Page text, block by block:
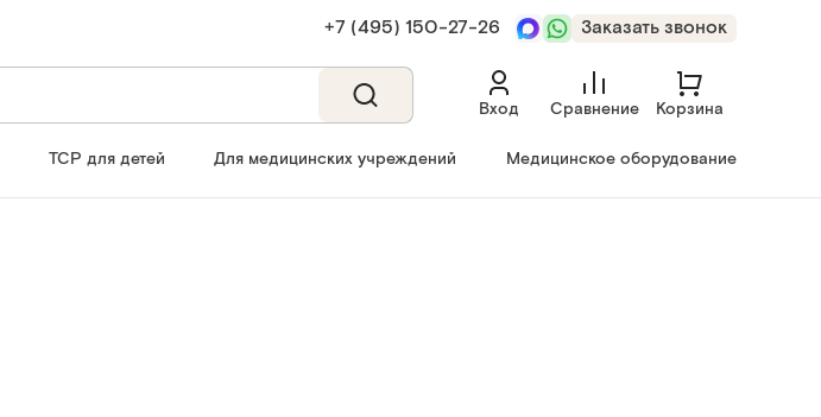
+7 (495) 150‑27‑26 Заказать звонок
Вход Сравнение Корзина
ТСР для детей Для медицинских учреждений Медицинское оборудование